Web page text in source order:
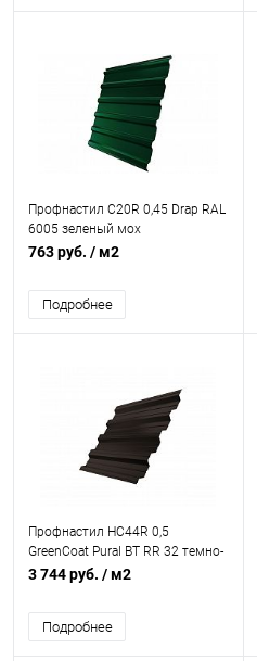
Профнастил С20R 0,45 Drap RAL
6005 зеленый мох
763 руб. / м2
Подробнее
Профнастил НС44R 0,5
GreenCoat Pural BT RR 32 темно-
коричневый (RAL 8019 серо-
3 744 руб. / м2
Подробнее